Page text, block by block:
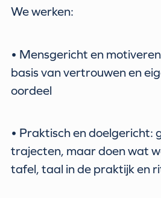
We werken:
• Mensgericht en
basis van vertrouwen en
oordeel
• Praktisch en doelgericht:
trajecten, maar doen wat
tafel, taal in de praktijk en